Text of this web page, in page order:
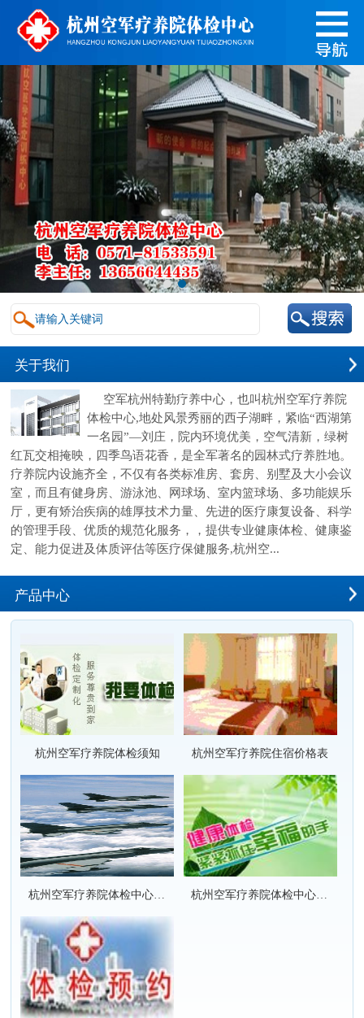
关于我们
空军杭州特勤疗养中心，也叫杭州空军疗养院
体检中心,地处风景秀丽的西子湖畔，紧临“西湖第
一名园”—刘庄，院内环境优美，空气清新，绿树
红瓦交相掩映，四季鸟语花香，是全军著名的园林式疗养胜地。
疗养院内设施齐全，不仅有各类标准房、套房、别墅及大小会议
室，而且有健身房、游泳池、网球场、室内篮球场、多功能娱乐
厅，更有矫治疾病的雄厚技术力量、先进的医疗康复设备、科学
的管理手段、优质的规范化服务，，提供专业健康体检、健康鉴
定、能力促进及体质评估等医疗保健服务,杭州空...
产品中心
杭州空军疗养院体检须知 杭州空军疗养院住宿价格表
杭州空军疗养院体检中心套餐项目价格表 杭州空军疗养院体检中心套餐项目团队优惠价格表